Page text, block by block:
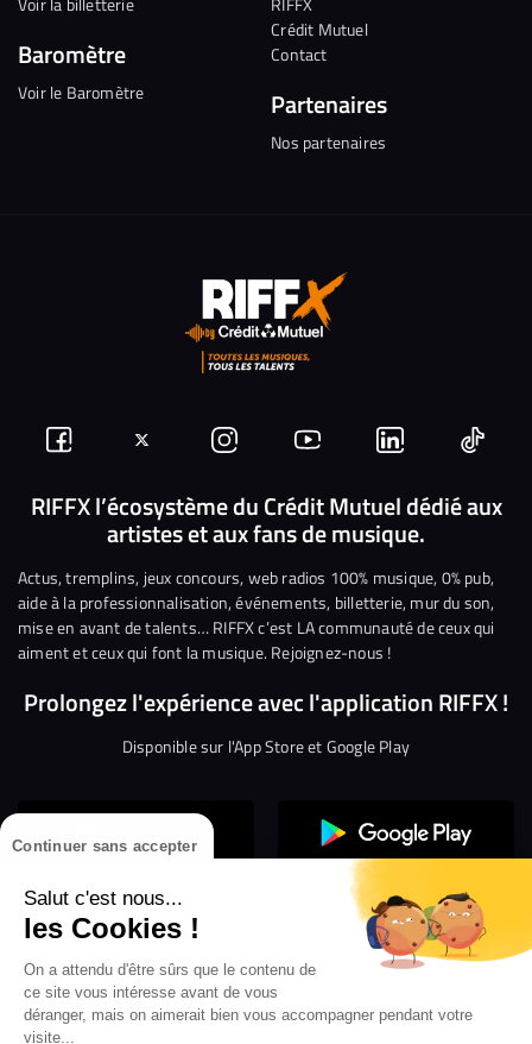
Continuer sans accepter
Salut c'est nous...
les Cookies !
On a attendu d'être sûrs que le contenu de
ce site vous intéresse avant de vous
déranger, mais on aimerait bien vous accompagner pendant votre
visite...
Baromètre
Voir le Baromètre
Crédit Mutuel
Contact
Partenaires
Nos partenaires
Suivez-
nous
Facebook
Suivez-
nous
sur
Twitter
Nous
rejoindre
sur
Instagram
Nous
rejoindre
sur
YouTube
Nous
rejoindre
sur
Linkedin
Nous
RIFFX l’écosystème du Crédit Mutuel dédié aux
artistes et aux fans de musique.
Actus, tremplins, jeux concours, web radios 100% musique, 0% pub,
aide à la professionnalisation, événements, billetterie, mur du son,
mise en avant de talents… RIFFX c’est LA communauté de ceux qui
aiment et ceux qui font la musique. Rejoignez-nous !
Prolongez l'expérience avec l'application RIFFX !
Disponible sur l'App Store et Google Play
Confidentialité
Gestion des cookies
Conditions générales d’utilisation
Mentions légales